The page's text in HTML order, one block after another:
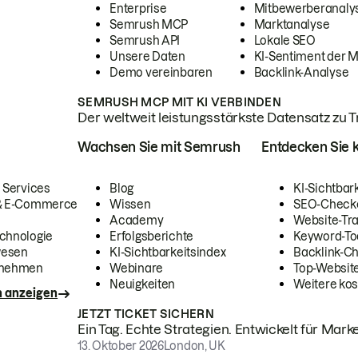
Enterprise
Semrush MCP
Semrush API
Unsere Daten
Demo vereinbaren
Marktanalyse
Lokale SEO
KI-Sentiment der
Backlink-Analyse
SEMRUSH MCP MIT KI VERBINDEN
Der weltweit leistungsstärkste Datensatz zu
E-Commerce
anzeigen
Wachsen Sie mit Semrush
Blog
Wissen
Academy
Erfolgsberichte
KI-Sichtbarkeitsindex
Webinare
Neuigkeiten
Entdecken Sie
KI-
SEO-
Website-
Keyword-
Backlink-
Top-
Weitere
JETZT TICKET SICHERN
Ein Tag. Echte Strategien. Entwickelt für
13. Oktober 2026London, UK